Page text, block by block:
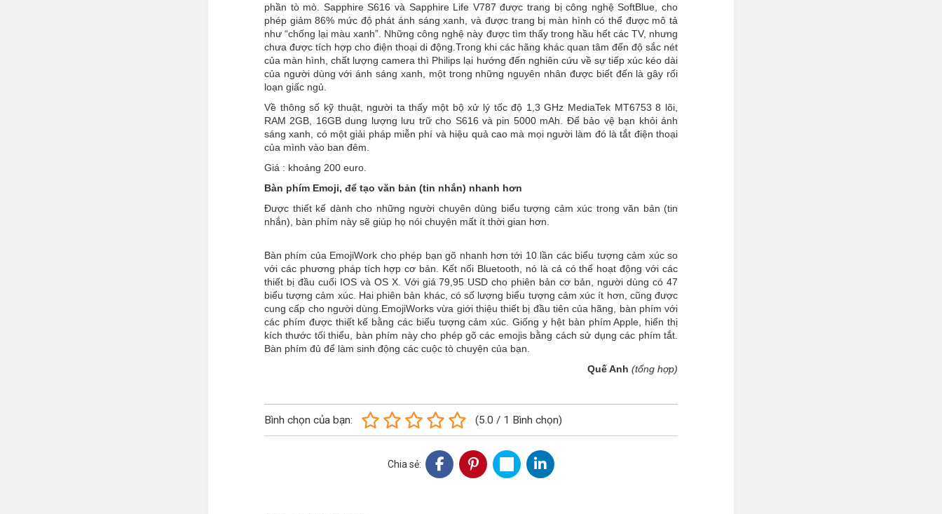
phần tò mò. Sapphire S616 và Sapphire Life V787 được trang bị công nghệ SoftBlue, cho
phép giảm 86% mức độ phát ánh sáng xanh, và được trang bị màn hình có thể được mô tả
như “chống lại màu xanh”. Những công nghệ này được tìm thấy trong hầu hết các TV, nhưng
chưa được tích hợp cho điện thoại di động.Trong khi các hãng khác quan tâm đến độ sắc nét
của màn hình, chất lượng camera thì Philips lại hướng đến nghiên cứu về sự tiếp xúc kéo dài
của người dùng với ánh sáng xanh, một trong những nguyên nhân được biết đến là gây rối
loạn giấc ngủ.
Về thông số kỹ thuật, người ta thấy một bộ xử lý tốc độ 1,3 GHz MediaTek MT6753 8 lõi,
RAM 2GB, 16GB dung lượng lưu trữ cho S616 và pin 5000 mAh. Để bảo vệ bạn khỏi ánh
sáng xanh, có một giải pháp miễn phí và hiệu quả cao mà mọi người làm đó là tắt điện thoại
của mình vào ban đêm.
Giá : khoảng 200 euro.
Bàn phím Emoji, để tạo văn bản (tin nhắn) nhanh hơn
Được thiết kế dành cho những người chuyên dùng biểu tượng cảm xúc trong văn bản (tin
nhắn), bàn phím này sẽ giúp họ nói chuyện mất ít thời gian hơn.
Bàn phím của EmojiWork cho phép bạn gõ nhanh hơn tới 10 lần các biểu tượng cảm xúc so
với các phương pháp tích hợp cơ bản. Kết nối Bluetooth, nó là cả có thể hoạt động với các
thiết bị đầu cuối IOS và OS X. Với giá 79,95 USD cho phiên bản cơ bản, người dùng có 47
biểu tượng cảm xúc. Hai phiên bản khác, có số lượng biểu tượng cảm xúc ít hơn, cũng được
cung cấp cho người dùng.EmojiWorks vừa giới thiệu thiết bị đầu tiên của hãng, bàn phím với
các phím được thiết kế bằng các biểu tượng cảm xúc. Giống y hệt bàn phím Apple, hiển thị
kích thước tối thiểu, bàn phím này cho phép gõ các emojis bằng cách sử dụng các phím tắt.
Bàn phím đủ để làm sinh động các cuộc tò chuyện của bạn.
Quế Anh (tổng hợp)
Bình chọn của bạn: (5.0 / 1 Bình chọn)
Chia sẻ: